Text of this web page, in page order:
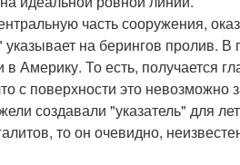
часть сооружения,
указывает на берингов пролив.
Америку. То есть, получается
с поверхности это
создавали "указатель" для
то он очевидно,